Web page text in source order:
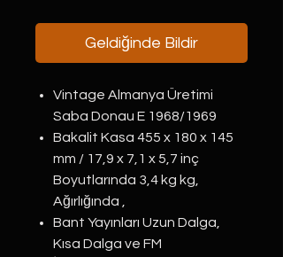
Geldiğinde Bildir
Vintage Almanya Üretimi
Saba Donau E 1968/1969
Bakalit Kasa 455 x 180 x 145
mm / 17,9 x 7,1 x 5,7 inç
Boyutlarında 3,4 kg kg,
Ağırlığında ,
Bant Yayınları Uzun Dalga,
Kısa Dalga ve FM